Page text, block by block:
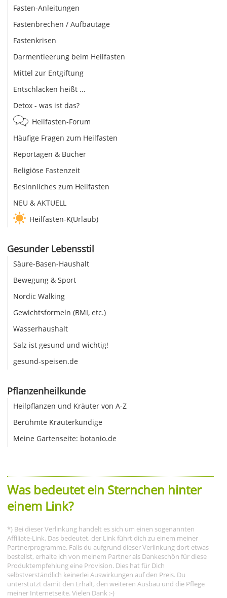
Fasten-Anleitungen
Fastenbrechen / Aufbautage
Fastenkrisen
Darmentleerung beim Heilfasten
Mittel zur Entgiftung
Entschlacken heißt ...
Detox - was ist das?
Heilfasten-Forum
Häufige Fragen zum Heilfasten
Reportagen & Bücher
Religiöse Fastenzeit
Besinnliches zum Heilfasten
NEU & AKTUELL
Heilfasten-K(Urlaub)
Gesunder Lebensstil
Säure-Basen-Haushalt
Bewegung & Sport
Nordic Walking
Gewichtsformeln (BMI, etc.)
Wasserhaushalt
Salz ist gesund und wichtig!
gesund-speisen.de
Pflanzenheilkunde
Heilpflanzen und Kräuter von A-Z
Berühmte Kräuterkundige
Meine Gartenseite: botanio.de
Was bedeutet ein Sternchen hinter
einem Link?
*) Bei dieser Verlinkung handelt es sich um einen sogenannten
Affiliate-Link. Das bedeutet, der Link führt dich zu einem meiner
Partnerprogramme. Falls du aufgrund dieser Verlinkung dort etwas
bestellst, erhalte ich von meinem Partner als Dankeschön für diese
Produktempfehlung eine Provision. Dies hat für Dich
selbstverständlich keinerlei Auswirkungen auf den Preis. Du
unterstützt damit den Erhalt, den weiteren Ausbau und die Pflege
meiner Internetseite. Vielen Dank :-)